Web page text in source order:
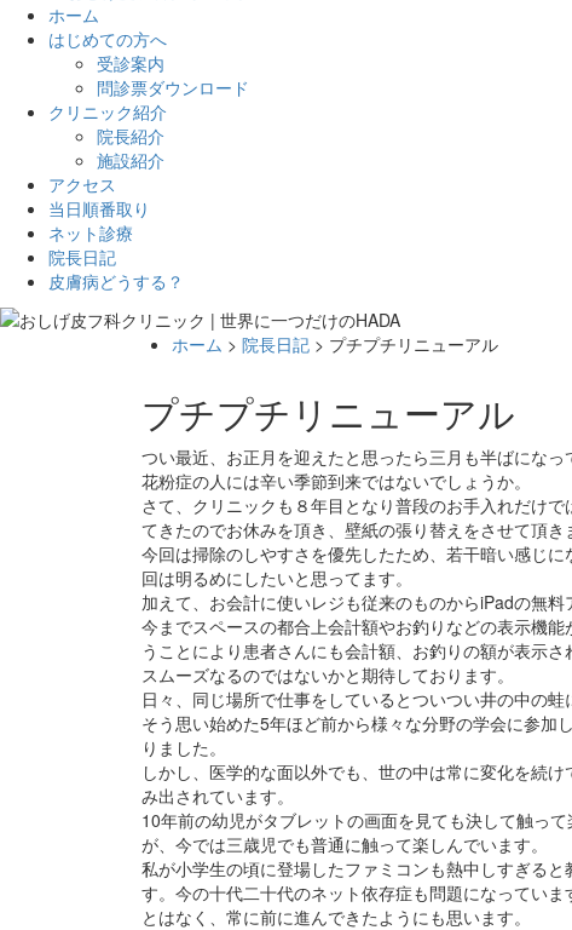
ホーム
はじめての方へ
受診案内
問診票ダウンロード
クリニック紹介
院長紹介
施設紹介
アクセス
当日順番取り
ネット診療
院長日記
皮膚病どうする？
ホーム > 院長日記 > プチプチリニューアル
プチプチリニューアル
つい最近、お正月を迎えたと思ったら三月も半ばになっ
花粉症の人には辛い季節到来ではないでしょうか。
さて、クリニックも８年目となり普段のお手入れだけ
てきたのでお休みを頂き、壁紙の張り替えをさせて頂き
今回は掃除のしやすさを優先したため、若干暗い感じ
回は明るめにしたいと思ってます。
加えて、お会計に使いレジも従来のものからiPadの無料
今までスペースの都合上会計額やお釣りなどの表示機
うことにより患者さんにも会計額、お釣りの額が表示
スムーズなるのではないかと期待しております。
日々、同じ場所で仕事をしているとついつい井の中の蛙
そう思い始めた5年ほど前から様々な分野の学会に参加
りました。
しかし、医学的な面以外でも、世の中は常に変化を続
み出されています。
10年前の幼児がタブレットの画面を見ても決して触っ
が、今では三歳児でも普通に触って楽しんでいます。
私が小学生の頃に登場したファミコンも熱中しすぎる
す。今の十代二十代のネット依存症も問題になってい
とはなく、常に前に進んできたようにも思います。